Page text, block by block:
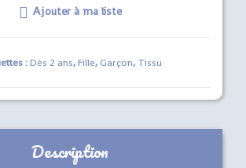
Lion
Ajouter à ma liste
:Dès 2 ans,Fille, Garçon, Tissu
Description